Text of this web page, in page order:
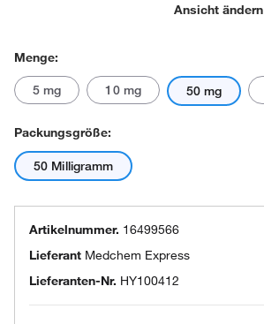
Ansicht ändern
Menge:
5 mg 10 mg 50 mg
Packungsgröße:
50 Milligramm
Artikelnummer. 16499566
Lieferant Medchem Express
Lieferanten-Nr. HY100412